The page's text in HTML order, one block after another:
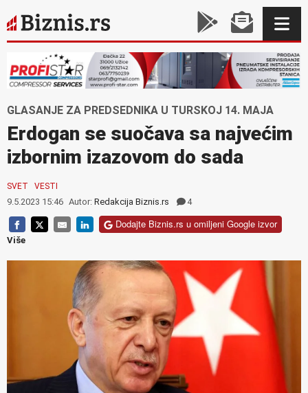
GLASANJE ZA PREDSEDNIKA U TURSKOJ 14. MAJA
Erdogan se suočava sa najvećim
izbornim izazovom do sada
SVET VESTI
9.5.2023 15:46 Autor: Redakcija Biznis.rs 4
Dodajte Biznis.rs u omiljeni Google izvor
Više